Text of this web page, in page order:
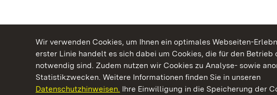
Wir verwenden Cookies, um Ihnen ein optimales Webseiten-
erster Linie handelt es sich dabei um Cookies, die für den Betrieb
notwendig sind. Zudem nutzen wir Cookies zu Analyse- sowie
Statistikzwecken. Weitere Informationen finden Sie in unseren
Datenschutzhinweisen. Ihre Einwilligung in die Speicherung der